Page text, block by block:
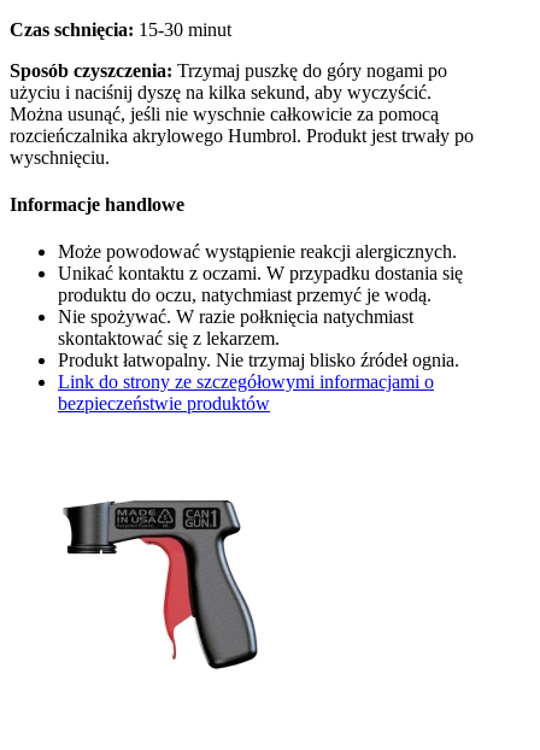
Czas schnięcia: 15-30 minut
Sposób czyszczenia: Trzymaj puszkę do góry nogami po
użyciu i naciśnij dyszę na kilka sekund, aby wyczyścić.
Można usunąć, jeśli nie wyschnie całkowicie za pomocą
rozcieńczalnika akrylowego Humbrol. Produkt jest trwały po
wyschnięciu.
Informacje handlowe
Może powodować wystąpienie reakcji alergicznych.
Unikać kontaktu z oczami. W przypadku dostania się
produktu do oczu, natychmiast przemyć je wodą.
Nie spożywać. W razie połknięcia natychmiast
skontaktować się z lekarzem.
Produkt łatwopalny. Nie trzymaj blisko źródeł ognia.
Link do strony ze szczegółowymi informacjami o
bezpieczeństwie produktów